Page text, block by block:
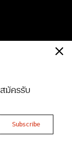
สมัครรับ